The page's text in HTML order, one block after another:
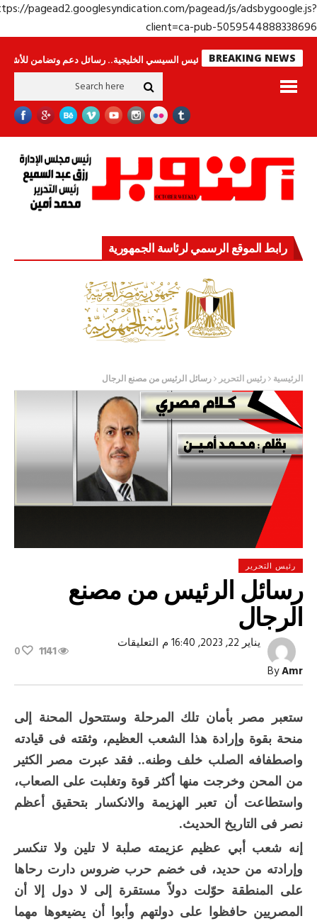
https://pagead2.googlesyndication.com/pagead/js/
client=ca-pub-
BREAKING NEWS
جولة الرئيس السيسي الخليجية.. رسائل دعم وتضامن للأشقاء جهاز
رابط الموقع الرسمي لرئاسة الجمهورية
الرئيسية رئيس التحرير رسائل الرئيس من مصنع الرجال
رئيس التحرير
رسائل الرئيس من مصنع
الرجال
ByAmr
يناير 22, 2023, 16:40 م التعليقاتعلى
مصنع
1141
0
ستعبر مصر بأمان تلك المرحلة وستتحول المحنة إلى
منحة بقوة وإرادة هذا الشعب العظيم، وثقته فى قيادته
واصطفافه الصلب خلف وطنه.. فقد عبرت مصر الكثير
من المحن وخرجت منها أكثر قوة وتغلبت على الصعاب،
واستطاعت أن تعبر الهزيمة والانكسار بتحقيق أعظم
نصر فى التاريخ الحديث.
إنه شعب أبي عظيم عزيمته صلبة لا تلين ولا تنكسر
وإرادته من حديد، فى خضم حرب ضروس دارت رحاها
على المنطقة حوّلت دولاً مستقرة إلى لا دول إلا أن
المصريين حافظوا على دولتهم وأبوا أن يضيعوها مهما